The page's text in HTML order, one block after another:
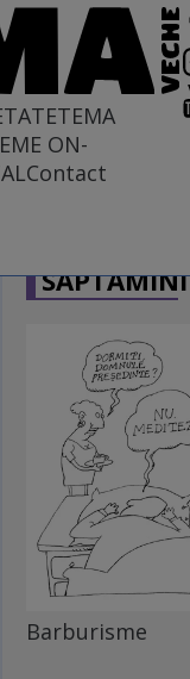
TEMA
ON-
Contact
Barburisme